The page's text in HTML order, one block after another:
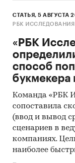
товарных
динамика
Расчет
целевых
импорта и
рынках в
выражении
Общение с
СТАТЬЯ, 5 АВГУСТА
РБК
«РБК
способ
букмекера
Команда «РБК
сопоставила
(ввод и вывод
сценариев в
компаниях.
наиболее